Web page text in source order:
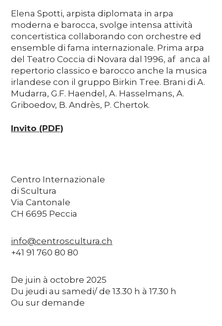
Elena Spotti, arpista diplomata in arpa
moderna e barocca, svolge intensa attività
concertistica collaborando con orchestre ed
ensemble di fama internazionale. Prima arpa
del Teatro Coccia di Novara dal 1996, af anca al
repertorio classico e barocco anche la musica
irlandese con il gruppo Birkin Tree. Brani di A.
Mudarra, G.F. Haendel, A. Hasselmans, A.
Griboedov, B. Andrès, P. Chertok.
Invito (PDF)
Centro Internazionale
di Scultura
Via Cantonale
CH 6695 Peccia
info@centroscultura.ch
+41 91 760 80 80
De juin à octobre 2025
Du jeudi au samedi/ de 13.30 h à 17.30 h
Ou sur demande